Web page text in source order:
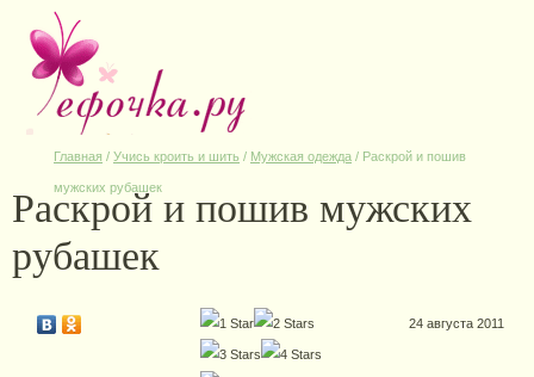
Главная / Учись кроить и шить / Мужская одежда / Раскрой и пошив
мужских рубашек
Раскрой и пошив мужских
рубашек
24 августа 2011